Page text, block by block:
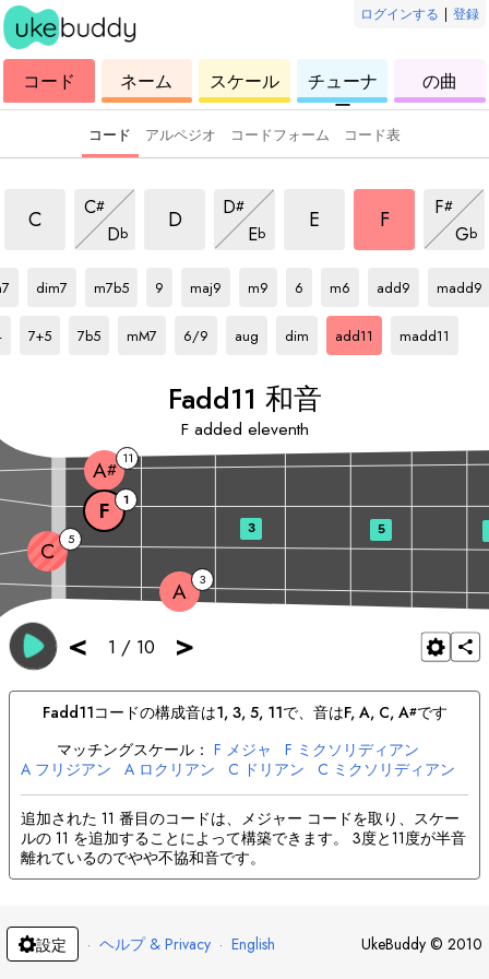
ログインする | 登録
ウ
ク
レ
コード
コ
ー
ド
ネーム
ウ
ク
レ
レ
スケール
ク
レ
レ
チューナ
ー
ク
レ
の曲
コード アルペジオ コードフォーム コード表
C C#
add11 和音
Db
add11 和音D D#
add11 和音
Eb
add11 和音E
add11 和音
F
add11 和音
F#
add11
Gb
dim7
m7b5
9
maj9
m9
6
m6
和音
F
add9
和音
madd9
7+5
7b5
mM7
6/9
aug
dim
add11
madd11
Fadd11 和音
F added eleventh
< 1 / 10 >
A 3
C 5
F 1
A# 11
3 5
Fadd11コードの構成音は1, 3, 5, 11で、音はF, A, C, A#です
マッチングスケール： F メジャ F ミクソリディアン
A フリジアン A ロクリアン C ドリアン C ミクソリディアン
A メジャ A リディア
追加された 11 番目のコードは、メジャー コードを取り、スケー
ルの 11 を追加することによって構築できます。 3度と11度が半音
離れているのでやや不協和音です。
設定 · ヘルプ & Privacy · English UkeBuddy © 2010